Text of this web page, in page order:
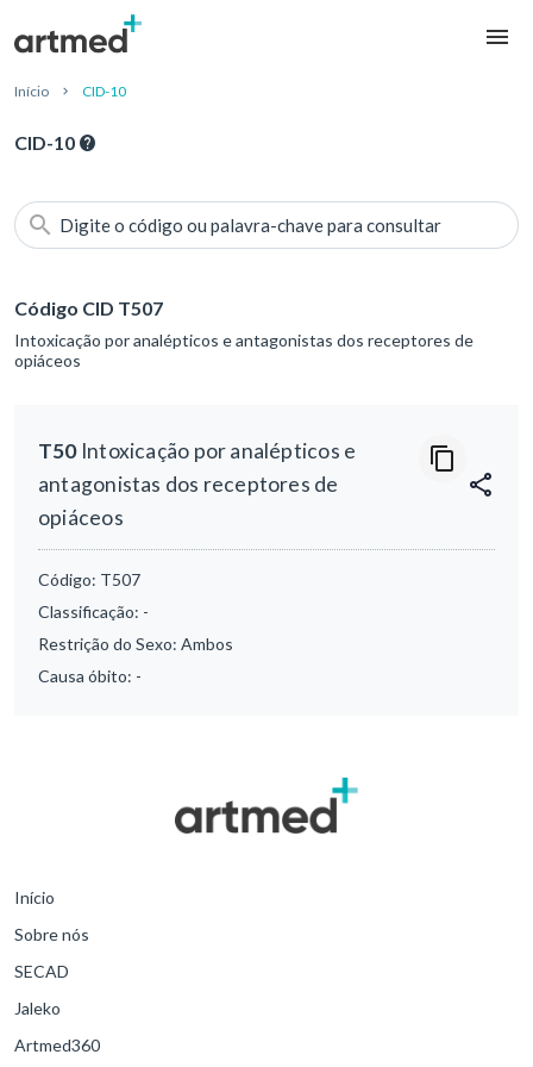
Início CID-10
CID-10
Digite o código ou palavra-chave para consultar
Código CID T507
Intoxicação por analépticos e antagonistas dos receptores de
opiáceos
T50Intoxicação por analépticos e
antagonistas dos receptores de
opiáceos
Código: T507
Classificação: -
Restrição do Sexo: Ambos
Causa óbito: -
Início
Sobre nós
SECAD
Jaleko
Artmed360